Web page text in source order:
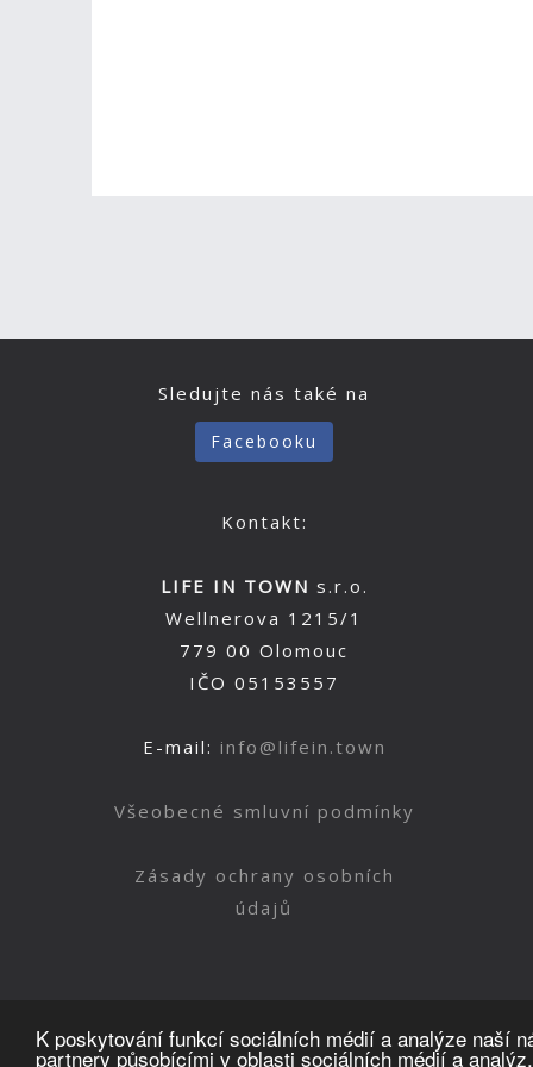
K poskytování funkcí sociálních médií a analýze naší
partnery působícími v oblasti sociálních médií a analýz.
Sledujte nás také na
Facebooku
Kontakt:
LIFE IN TOWN s.r.o.
Wellnerova 1215/1
779 00 Olomouc
IČO 05153557
E-mail: info@lifein.town
Všeobecné smluvní podmínky
Zásady ochrany osobních
údajů